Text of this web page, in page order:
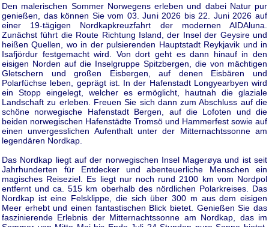
Den malerischen Sommer Norwegens erleben und dabei Natur pur
genießen, das können Sie vom 03. Juni 2026 bis 22. Juni 2026 auf
einer 19-tägigen Nordkapkreuzfahrt der modernen AIDAluna.
Zunächst führt die Route Richtung Island, der Insel der Geysire und
heißen Quellen, wo in der pulsierenden Hauptstadt Reykjavik und in
Isafjördur festgemacht wird. Von dort geht es dann hinauf in den
eisigen Norden auf die Inselgruppe Spitzbergen, die von mächtigen
Gletschern und großen Eisbergen, auf denen Eisbären und
Polarfüchse leben, geprägt ist. In der Hafenstadt Longyearbyen wird
ein Stopp eingelegt, welcher es ermöglicht, hautnah die glaziale
Landschaft zu erleben. Freuen Sie sich dann zum Abschluss auf die
schöne norwegische Hafenstadt Bergen, auf die Lofoten und die
beiden norwegischen Hafenstädte Tromsö und Hammerfest sowie auf
einen unvergesslichen Aufenthalt unter der Mitternachtssonne am
legendären Nordkap.
Das Nordkap liegt auf der norwegischen Insel Magerøya und ist seit
Jahrhunderten für Entdecker und abenteuerliche Menschen ein
magisches Reiseziel. Es liegt nur noch rund 2100 km vom Nordpol
entfernt und ca. 515 km oberhalb des nördlichen Polarkreises. Das
Nordkap ist eine Felsklippe, die sich über 300 m aus dem eisigen
Meer erhebt und einen fantastischen Blick bietet. Genießen Sie das
faszinierende Erlebnis der Mitternachtssonne am Nordkap, das im